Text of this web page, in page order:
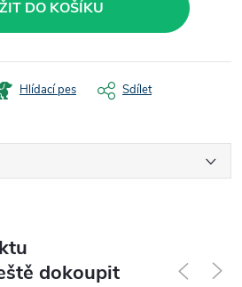
DO KOŠÍKU
Hlídací pes Sdílet
dokoupit